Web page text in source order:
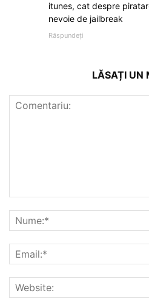
itunes, cat despre
nevoie de jailbreak
Răspundeți
LĂSAȚI UN